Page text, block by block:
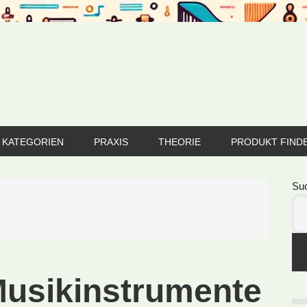
KATEGORIEN PRAXIS THEORIE PRODUKT